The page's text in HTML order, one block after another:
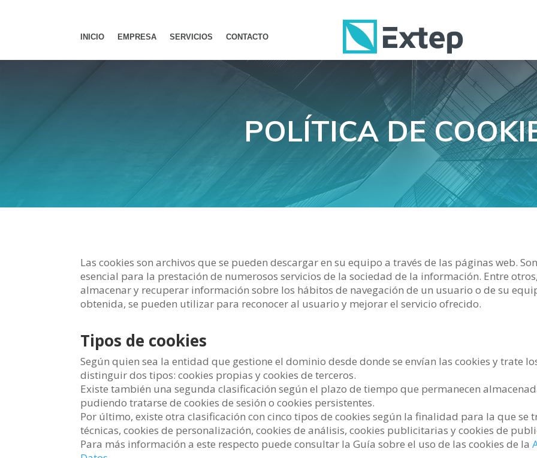
INICIO EMPRESA SERVICIOS CONTACTO
POLÍTICA DE
Las cookies son archivos que se pueden descargar en su equipo a través de las páginas web.
esencial para la prestación de numerosos servicios de la sociedad de la información. Entre
almacenar y recuperar información sobre los hábitos de navegación de un usuario o de su
obtenida, se pueden utilizar para reconocer al usuario y mejorar el servicio ofrecido.
Tipos de cookies
Según quien sea la entidad que gestione el dominio desde donde se envían las cookies y trate
distinguir dos tipos: cookies propias y cookies de terceros.
Existe también una segunda clasificación según el plazo de tiempo que permanecen
pudiendo tratarse de cookies de sesión o cookies persistentes.
Por último, existe otra clasificación con cinco tipos de cookies según la finalidad para la que se
técnicas, cookies de personalización, cookies de análisis, cookies publicitarias y cookies de
Para más información a este respecto puede consultar la Guía sobre el uso de las cookies de la